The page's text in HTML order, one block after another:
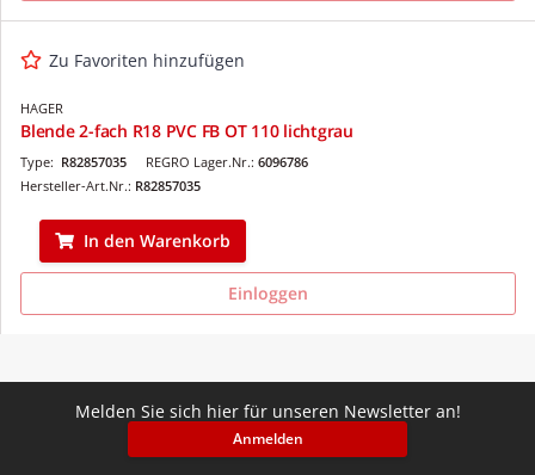
Zu Favoriten hinzufügen
HAGER
Blende 2-fach R18 PVC FB OT 110 lichtgrau
REGRO Lager.Nr.: 6096786
Type: R82857035
Hersteller-Art.Nr.: R82857035
In den Warenkorb
Einloggen
Melden Sie sich hier für unseren Newsletter an!
Anmelden